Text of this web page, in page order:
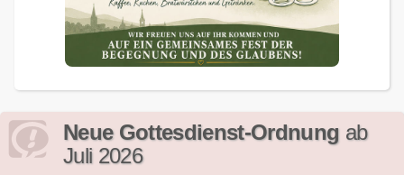
Neue Gottesdienst-Ordnung ab
Juli 2026